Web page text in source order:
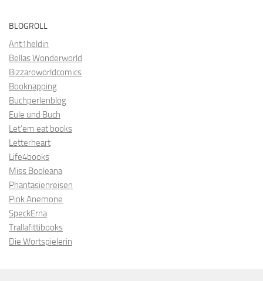
BLOGROLL
Ant1heldin
Bellas Wonderworld
Bizzaroworldcomics
Booknapping
Buchperlenblog
Eule und Buch
Let’em eat books
Letterheart
Life4books
Miss Booleana
Phantasienreisen
Pink Anemone
SpeckErna
Trallafittibooks
Die Wortspielerin